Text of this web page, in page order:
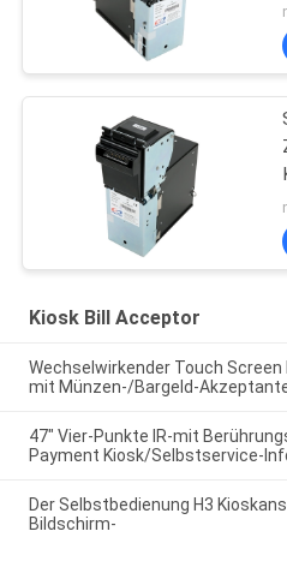
Kiosk Bill Acceptor
Wechselwirkender Touch Screen
mit Münzen-/Bargeld-
47" Vier-Punkte IR-mit
Payment Kiosk/Selbstservice-
Der Selbstbedienung H3
Bildschirm-